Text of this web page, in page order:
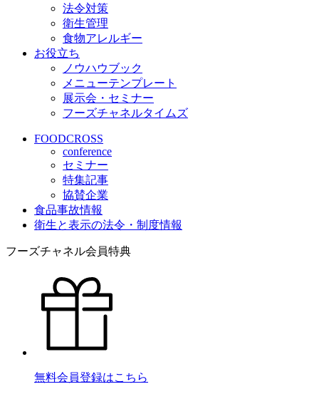
法令対策
衛生管理
食物アレルギー
お役立ち
ノウハウブック
メニューテンプレート
展示会・セミナー
フーズチャネルタイムズ
FOODCROSS
conference
セミナー
特集記事
協賛企業
食品事故情報
衛生と表示の法令・制度情報
フーズチャネル会員特典
無料会員登録はこちら